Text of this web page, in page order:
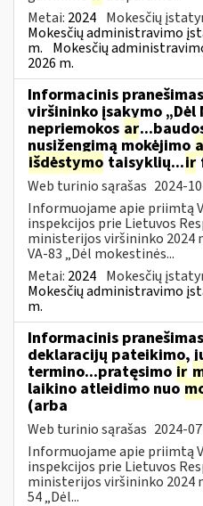
Metai: 2024 Mokesčių
Mokesčių administravimo
m. Mokesčių
2026 m.
Informacinis pranešimas
viršininko įsakymo „Dėl
nepriemokos ar
nusižengimą mokėjimo
išdėstymo taisyklių...ir
Web turinio sąrašas 2024-
Informuojame apie priimtą
inspekcijos prie Lietuvos
ministerijos viršininko 2024
VA-83 „Dėl mokestinės...
Metai: 2024 Mokesčių
Mokesčių administravimo
m.
Informacinis
deklaracijų pateikimo,
termino...pratęsimo ir
laikino atleidimo nuo
(arba
Web turinio sąrašas 2024-
Informuojame apie priimtą
inspekcijos prie Lietuvos
ministerijos viršininko 2024
54 „Dėl...